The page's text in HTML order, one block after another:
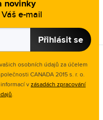
novinky
e-mail
Přihlásit se
osobních údajů za účelem
CANADA 2015 s. r. o.
vzásadách zpracování
.